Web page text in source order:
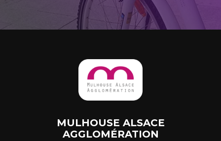
MULHOUSE ALSACE
AGGLOMÉRATION